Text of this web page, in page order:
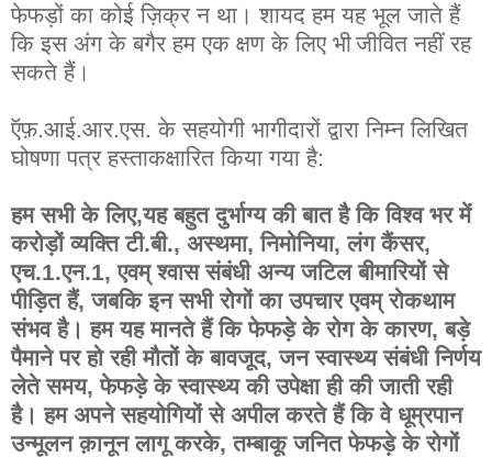
फेफड़ों का कोई ज़िक्र न था ।शायद हम यह भूल जाते हैं
कि इस अंग के बगैर हम एक क्षण के लिए भीजीवित नहीं रह
सकते हैं।
ऍफ़.आई.आर.एस.के सहयोगी भागीदारों द्वारा निम्न लिखित
घोषणा पत्र हस्ताकक्षारित किया गया है:
हम सभी के लिए,यह बहुत दुर्भाग्य की बात है कि विश्व भर में
करोड़ों व्यक्ति टी.बी., अस्थमा,निमोनिया,लंग कैंसर,
एच.1.एन.1,एवम् श्वास संबंधी अन्य जटिल बीमारियों से
पीड़ित हैं,जबकि इन सभी रोगों का उपचार एवम् रोकथाम
संभव है।हम यह मानते हैं कि फेफड़े के रोगके कारण,बड़े
पैमाने पर हो रही मौतों के बावजूद,जन स्वास्थ्य संबंधी निर्णय
लेते समय,फेफड़े के स्वास्थ्य की उपेक्षा ही की जाती रही
है।हम अपने सहयोगियों से अपील करते हैं कि वे धूम्रपान
उन्मूलन क़ानून लागू करके,तम्बाकू जनित फेफड़े के रोगों